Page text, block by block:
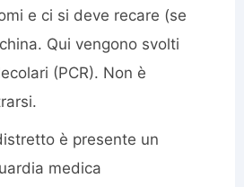
e ci si deve recare (se
Qui vengono svolti
(PCR). Non è
è presente un
medica